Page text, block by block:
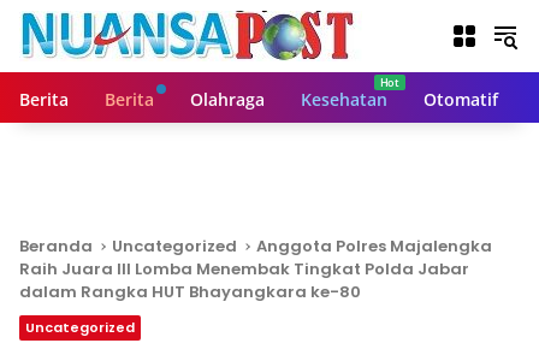
Berita Berita Olahraga Kesehatan Otomatif
Beranda Uncategorized
Anggota Polres Majalengka
Raih Juara III Lomba Menembak Tingkat Polda Jabar
dalam Rangka HUT Bhayangkara ke-80
Uncategorized